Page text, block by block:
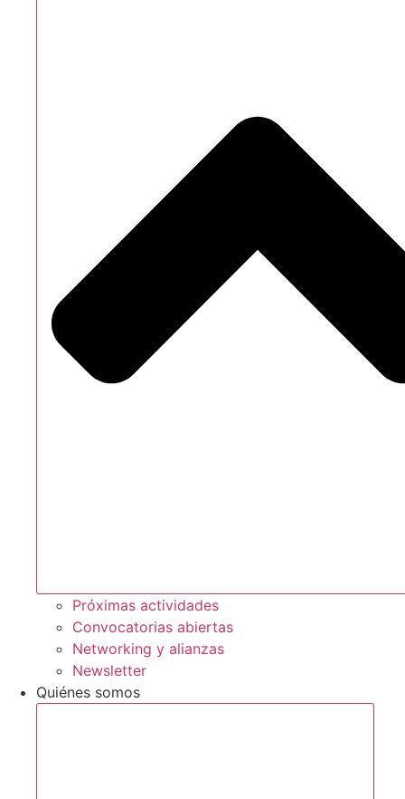
Próximas actividades
Convocatorias abiertas
Networking y alianzas
Newsletter
Quiénes somos